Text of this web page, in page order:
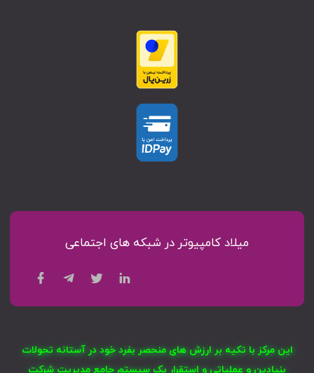
میلاد کامپیوتر در شبکه های اجتماعی
این مرکز با تکیه بر ارزش های منحصر بفرد خود در آستانه تحولات
بنیادین و عملیاتی و استقرار یک سیستم جامع مدیریت شرکت